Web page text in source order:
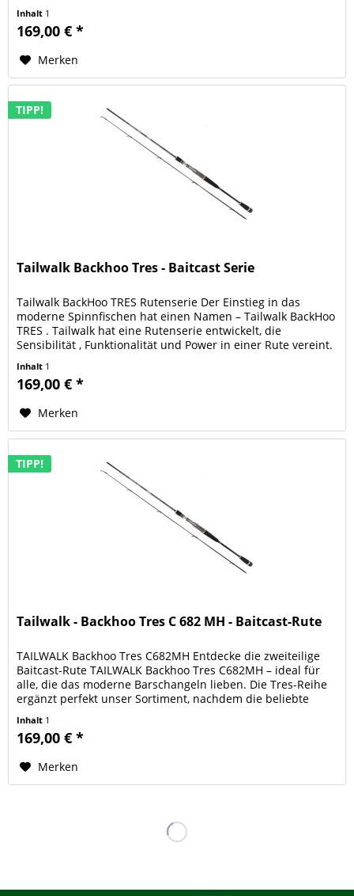
Inhalt 1
169,00 € *
Merken
TIPP!
Tailwalk Backhoo Tres - Baitcast Serie
Tailwalk BackHoo TRES Rutenserie Der Einstieg in das
moderne Spinnfischen hat einen Namen – Tailwalk BackHoo
TRES . Tailwalk hat eine Rutenserie entwickelt, die
Sensibilität , Funktionalität und Power in einer Rute vereint.
Inhalt 1
169,00 € *
Merken
TIPP!
Tailwalk - Backhoo Tres C 682 MH - Baitcast-Rute
TAILWALK Backhoo Tres C682MH Entdecke die zweiteilige
Baitcast-Rute TAILWALK Backhoo Tres C682MH – ideal für
alle, die das moderne Barschangeln lieben. Die Tres-Reihe
ergänzt perfekt unser Sortiment, nachdem die beliebte
Inhalt 1
169,00 € *
Merken